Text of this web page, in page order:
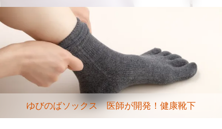
ゆびのばソックス 医師が開発！健康靴下